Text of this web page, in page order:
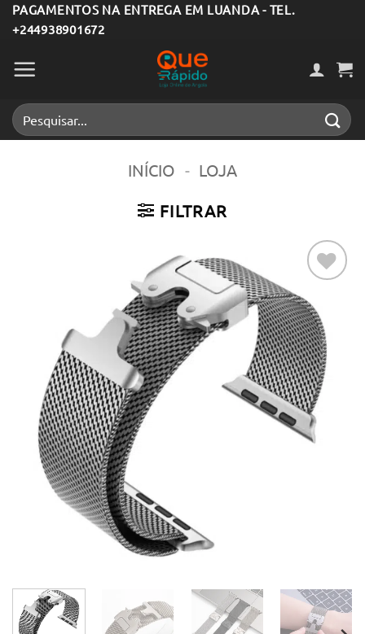
Skip
to
content
PAGAMENTOS NA ENTREGA EM LUANDA - TEL.
+244938901672
Pesquisar
por:
INÍCIO - LOJA
FILTRAR
Adicionar
aos meus
desejos